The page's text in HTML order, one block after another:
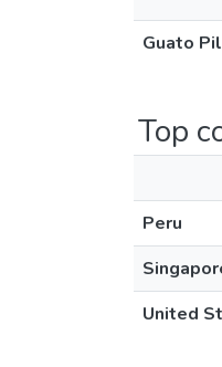
Guato
Top
Peru
United